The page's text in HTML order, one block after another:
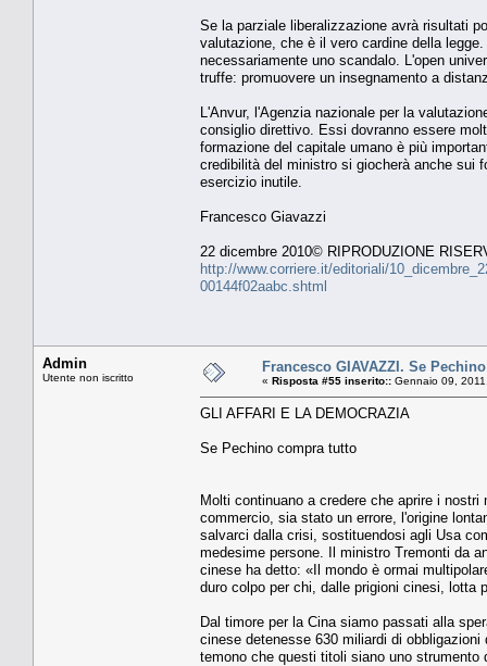
Se la parziale liberalizzazione avrà risultati
valutazione, che è il vero cardine della
necessariamente uno scandalo. L'open
truffe: promuovere un insegnamento a
L'Anvur, l'Agenzia nazionale per la
consiglio direttivo. Essi dovranno essere
formazione del capitale umano è più
credibilità del ministro si giocherà anche sui
esercizio inutile.
Francesco Giavazzi
22 dicembre 2010© RIPRODUZIONE
http://www.corriere.it/editoriali/
00144f02aabc.shtml
Admin
Utente non iscritto
Francesco GIAVAZZI. Se
« Risposta #55 inserito:: Gennaio 09,
GLI AFFARI E LA DEMOCRAZIA
Se Pechino compra tutto
Molti continuano a credere che aprire i
commercio, sia stato un errore, l'origine
salvarci dalla crisi, sostituendosi agli Usa
medesime persone. Il ministro Tremonti da
cinese ha detto: «Il mondo è ormai
duro colpo per chi, dalle prigioni cinesi, lotta
Dal timore per la Cina siamo passati alla
cinese detenesse 630 miliardi di
temono che questi titoli siano uno strumento